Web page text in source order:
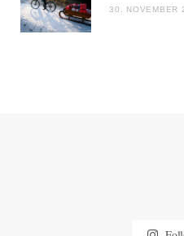
30. NOVEMBER